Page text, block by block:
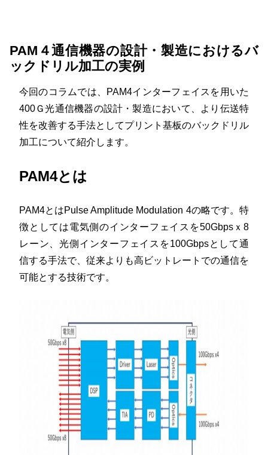
PAM４通信機器の設計・製造におけるバ
ックドリル加工の実例
今回のコラムでは、PAM4インターフェイスを用いた
400Ｇ光通信機器の設計・製造において、より伝送特
性を改善する手法としてプリント基板のバックドリル
加工について紹介します。
PAM4とは
PAM4とはPulse Amplitude Modulation 4の略です。特
徴としては電気側のインターフェイスを50Gbpsｘ8
レーン、光側インターフェイスを100Gbpsとして通
信する手法で、従来よりも高ビットレートでの通信を
可能とする技術です。